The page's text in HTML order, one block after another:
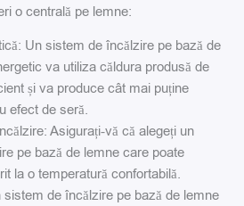
o centrală pe lemne:
Un sistem de încălzire pe bază de
va utiliza căldura produsă de
și va produce cât mai puține
efect de seră.
Asigurați-vă că alegeți un
pe bază de lemne care poate
la o temperatură confortabilă.
sistem de încălzire pe bază de lemne